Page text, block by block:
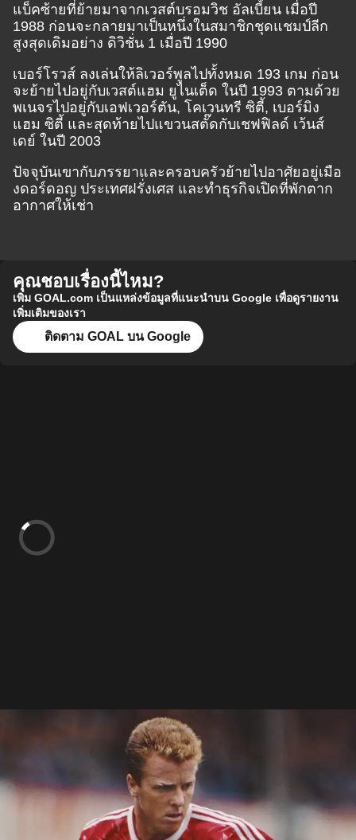
แบ็คซ้ายที่ย้ายมาจากเวสต์บรอมวิช อัลเบี้ยน เมื่อปี
1988 ก่อนจะกลายมาเป็นหนึ่งในสมาชิกชุดแชมป์ลีก
สูงสุดเดิมอย่าง ดิวิชั่น 1 เมื่อปี 1990
เบอร์โรวส์ ลงเล่นให้ลิเวอร์พูลไปทั้งหมด 193 เกม ก่อน
จะย้ายไปอยู่กับเวสต์แฮม ยูไนเต็ด ในปี 1993 ตามด้วย
พเนจรไปอยู่กับเอฟเวอร์ตัน, โคเวนทรี ซิตี้, เบอร์มิง
แฮม ซิตี้ และสุดท้ายไปแขวนสตั๊ดกับเชฟฟิลด์ เว้นส์
เดย์ ในปี 2003
ปัจจุบันเขากับภรรยาและครอบครัวย้ายไปอาศัยอยู่เมือ
งดอร์ดอญ ประเทศฝรั่งเศส และทำธุรกิจเปิดที่พักตาก
อากาศให้เช่า
คุณชอบเรื่องนี้ไหม?
เพิ่ม GOAL.com เป็นแหล่งข้อมูลที่แนะนำบน Google เพื่อดูรายงาน
เพิ่มเติมของเรา
ติดตาม GOAL บน Google